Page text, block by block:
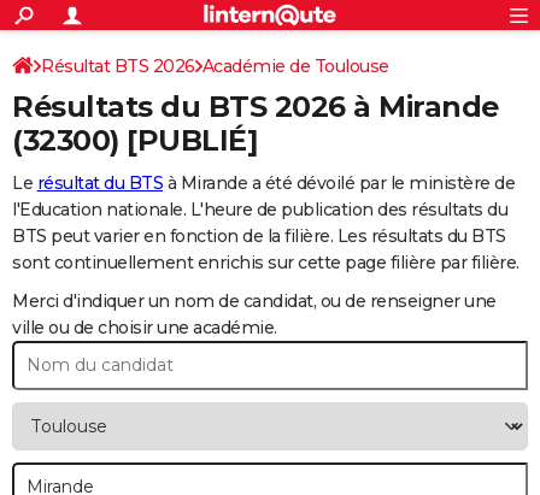
ACTUALITÉS
Politique
Société
Faits Divers
Education
Monde
Villes
+
SPORT
Coupe du monde 2026
Football
Tennis
Cyclisme
Rugby
Forum
FINANCE
Retraite
Impôts
Epargne
Immobilier
Risques naturels par ville
Banque
Assurance
Crédit
Essais
Réserver un essai
Citadines
Berlines
SUV
Forum auto
+
HIGH-TECH
Mobiles
Meilleur smartphone
Internet
Ordinateurs
Jeux vidéo
Guide high-tech
+
BRICOLAGE
Forum
Aménagement intérieur
Extérieur
Cuisine
Salle de bains
Jardinage
Rangement
WEEK-END
Guides de France
Escapades
Patrimoine
Expositions
Musées
Week-end nature
LIFESTYLE
Art de vivre
Bien-être
Loisirs
Mode
Modes de vie
+SANTE
S'inscrire
Connexion
Résultat BTS 2026 Académie de Toulouse
Résultats du BTS 2026 à Mirande
(32300) [PUBLIÉ]
Le résultat du BTS à Mirande a été dévoilé par le ministère de
l'Education nationale. L'heure de publication des résultats du
BTS peut varier en fonction de la filière. Les résultats du BTS
sont continuellement enrichis sur cette page filière par filière.
Merci d'indiquer un nom de candidat, ou de renseigner une
ville ou de choisir une académie.